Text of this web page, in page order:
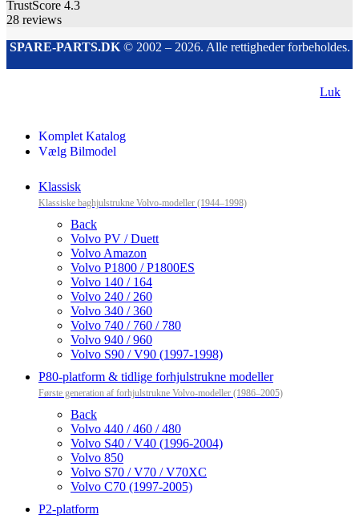
TrustScore 4.3
28 reviews
SPARE-PARTS.DK© 2002 – 2026. Alle rettigheder forbeholdes.
Luk
Komplet Katalog
Vælg Bilmodel
Klassisk
Klassiske baghjulstrukne Volvo-modeller (1944–1998)
Back
Volvo PV / Duett
Volvo Amazon
Volvo P1800 / P1800ES
Volvo 140 / 164
Volvo 240 / 260
Volvo 340 / 360
Volvo 740 / 760 / 780
Volvo 940 / 960
Volvo S90 / V90 (1997-1998)
P80-platform & tidlige forhjulstrukne modeller
Første generation af forhjulstrukne Volvo-modeller (1986–2005)
Back
Volvo 440 / 460 / 480
Volvo S40 / V40 (1996-2004)
Volvo 850
Volvo S70 / V70 / V70XC
Volvo C70 (1997-2005)
P2-platform